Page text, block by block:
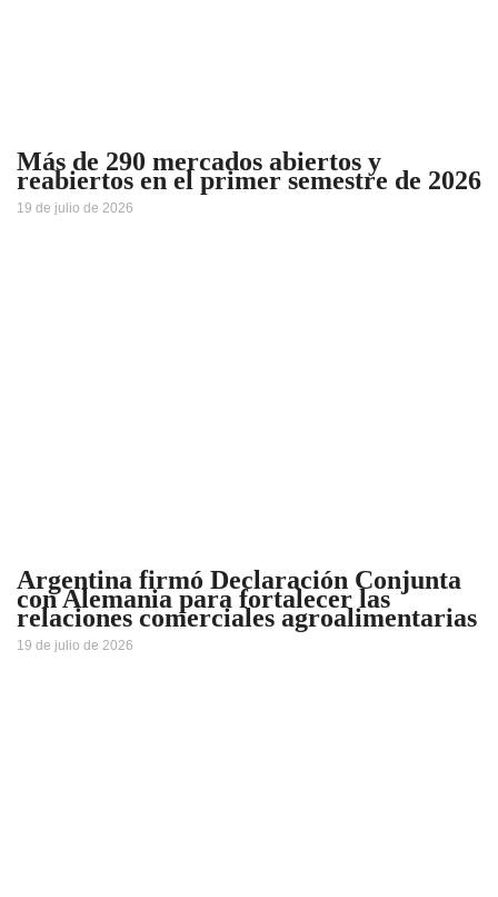
Más de 290 mercados abiertos y
reabiertos en el primer semestre de 2026
19 de julio de 2026
Argentina firmó Declaración Conjunta
con Alemania para fortalecer las
relaciones comerciales agroalimentarias
19 de julio de 2026